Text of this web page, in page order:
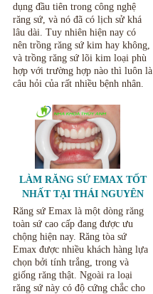
dụng đầu tiên trong công nghệ
răng sứ, và nó đã có lịch sử khá
lâu dài. Tuy nhiên hiện nay có
nên trồng răng sứ kim hay không,
và trồng răng sứ lõi kim loại phù
hợp với trường hợp nào thì luôn là
câu hỏi của rất nhiều bệnh nhân.
LÀM RĂNG SỨ EMAX TỐT
NHẤT TẠI THÁI NGUYÊN
Răng sứ Emax là một dòng răng
toàn sứ cao cấp đang được ưu
chộng hiện nay. Răng tòa sứ
Emax được nhiều khách hàng lựa
chọn bởi tính trắng, trong và
giống răng thật. Ngoài ra loại
răng sứ này có độ cứng chắc cho